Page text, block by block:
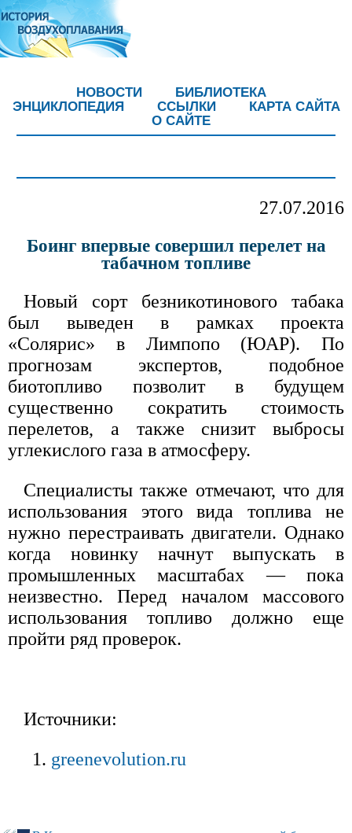
НОВОСТИ
БИБЛИОТЕКА
ЭНЦИКЛОПЕДИЯ
ССЫЛКИ
КАРТА САЙТА
О САЙТЕ
27.07.2016
Боинг впервые совершил перелет на
табачном топливе
Новый сорт безникотинового табака
был выведен в рамках проекта
«Солярис» в Лимпопо (ЮАР). По
прогнозам экспертов, подобное
биотопливо позволит в будущем
существенно сократить стоимость
перелетов, а также снизит выбросы
углекислого газа в атмосферу.
Специалисты также отмечают, что для
использования этого вида топлива не
нужно перестраивать двигатели. Однако
когда новинку начнут выпускать в
промышленных масштабах — пока
неизвестно. Перед началом массового
использования топливо должно еще
пройти ряд проверок.
Источники:
greenevolution.ru